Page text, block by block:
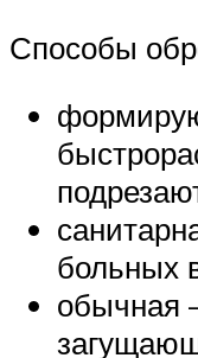
Способы
больных
обычная